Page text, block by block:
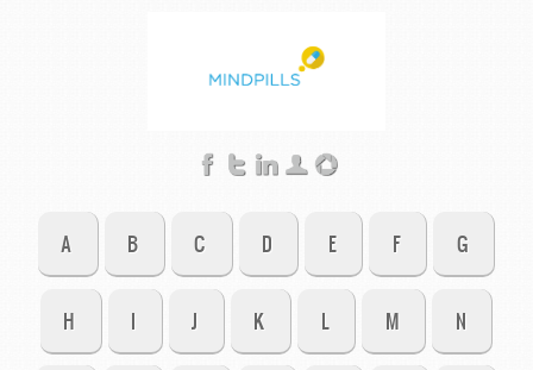
A B C D E F G
H I J K L M N